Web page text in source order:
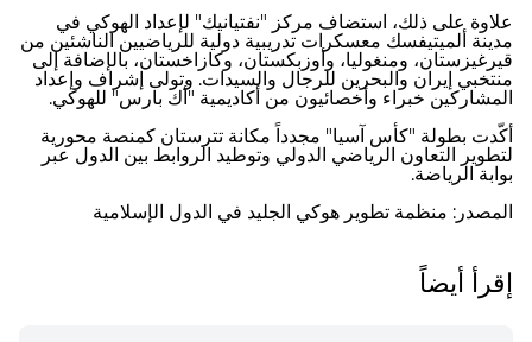
علاوة على ذلك، استضاف مركز "نفتيانيك" لإعداد الهوكي في
مدينة ألميتيفسك معسكرات تدريبية دولية للرياضيين الناشئين من
قيرغيزستان، ومنغوليا، وأوزبكستان، وكازاخستان، بالإضافة إلى
منتخبي إيران والبحرين للرجال والسيدات. وتولى إشراف وإعداد
المشاركين خبراء وأخصائيون من أكاديمية "أك بارس" للهوكي.
أكّدت بطولة "كأس آسيا" مجدداً مكانة تترستان كمنصة محورية
لتطوير التعاون الرياضي الدولي وتوطيد الروابط بين الدول عبر
بوابة الرياضة.
المصدر: منظمة تطوير هوكي الجليد في الدول الإسلامية
إقرأ أيضاً